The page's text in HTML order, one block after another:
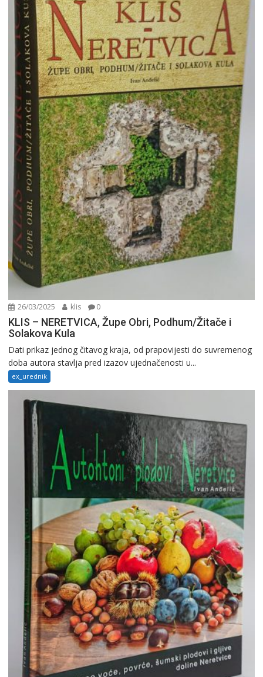
26/03/2025 klis 0
KLIS – NERETVICA, Župe Obri, Podhum/Žitače i
Solakova Kula
Dati prikaz jednog čitavog kraja, od prapovijesti do suvremenog
doba autora stavlja pred izazov ujednačenosti u...
ex_urednik